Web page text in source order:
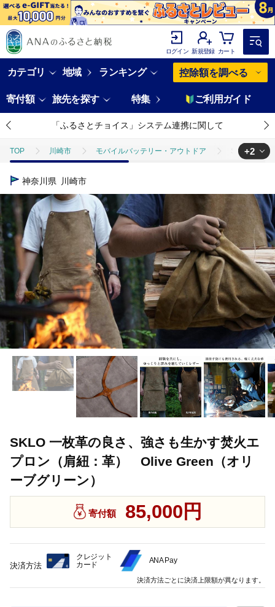
ログイン 新規登録 カート
カテゴリ 地域 ランキング 控除額を調べる
寄付額 旅先を探す 特集 ご利用ガイド
「ふるさとチョイス」システム連携に関して
TOP 川崎市 モバイルバッテリー・アウトドア SKLO 一枚
TOP
TOP ファッション その他ファッション SKLO 一枚革の良
+2
神奈川県 川崎市
SKLO 一枚革の良さ、強さも生かす焚火エ
プロン（肩紐：革） Olive Green（オリ
ーブグリーン）
寄付額 85,000円
決済方法
クレジット
カード
ANA Pay
決済方法ごとに決済上限額が異なります。